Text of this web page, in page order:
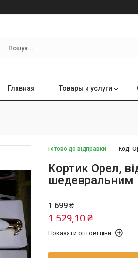
Главная Товары и услуги
Готово до відправки Код:
Кортик Орел,
шедевральним
1 699 ₴
1 529,10 ₴
Показати оптові ціни